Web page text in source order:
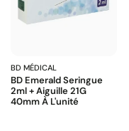
BD MÉDICAL
BD Emerald Seringue
2ml + Aiguille 21G
40mm À L'unité